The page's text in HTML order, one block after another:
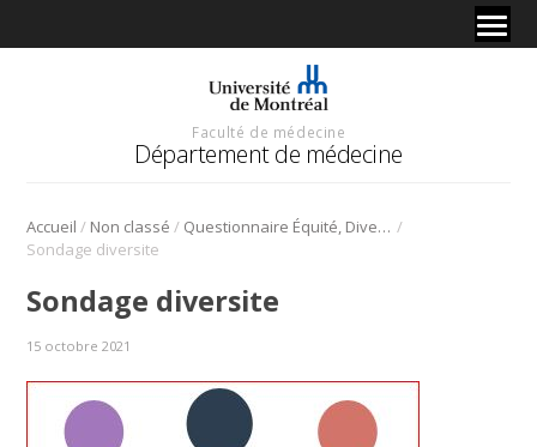
Faculté de médecine
Département de médecine
Accueil / Non classé / Questionnaire Équité, Diversité et Inclusion /
Sondage diversite
Sondage diversite
15 octobre 2021